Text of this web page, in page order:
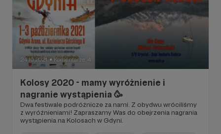
24.10.2021 ● Komentarze: 4
Kolosy 2020 - mamy wyróżnienie i
nagranie wystąpienia 🥳
Dwa festiwale podróżnicze za nami. Z obydwu wróciliśmy
z wyróżnieniami! Zapraszamy Was do obejrzenia nagrania
wystąpienia na Kolosach w Gdyni.